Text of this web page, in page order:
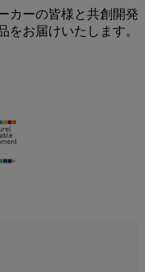
カーの皆様と共創開発
をお届けいたします。